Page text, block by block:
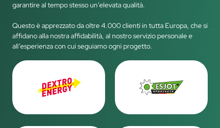
garantire al tempo stesso un’elevata qualità.
Questo è apprezzato da oltre 4.000 clienti in tutta Europa, che si
affidano alla nostra affidabilità, al nostro servizio personale e
all’esperienza con cui seguiamo ogni progetto.